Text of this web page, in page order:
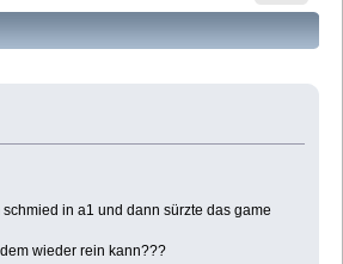
in a1 und dann sürzte das game
wieder rein kann???